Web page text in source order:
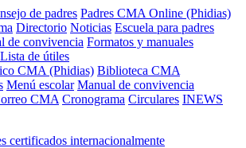
de padres Padres CMA Online (Phidias)
Directorio Noticias Escuela para padres
de convivencia Formatos y manuales
Lista de útiles
CMA (Phidias) Biblioteca CMA
Menú escolar Manual de convivencia
CMA Cronograma Circulares INEWS
certificados internacionalmente